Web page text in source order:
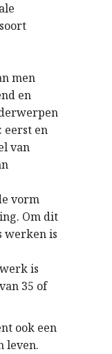
men
en
eerst en
van
vorm
Om dit
werken is
is
35 of
ook een
leven.